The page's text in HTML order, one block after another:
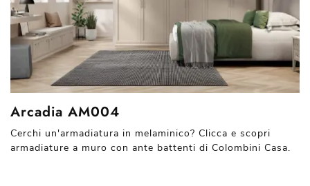
Arcadia AM004
Cerchi un'armadiatura in melaminico? Clicca e scopri
armadiature a muro con ante battenti di Colombini Casa.